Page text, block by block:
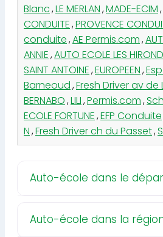
Blanc,LE MERLAN,MADE-ECIM,
CONDUITE,PROVENCE
conduite,AE Permis.com,
ANNIE,AUTO ECOLE LES
SAINT ANTOINE,EUROPEEN,
Barneoud,Fresh Driver av de
BERNABO,LILI,Permis.com,
ECOLE FORTUNE,EFP Conduite
N,Fresh Driver ch du Passet,
Auto-école dans le
Auto-école dans la